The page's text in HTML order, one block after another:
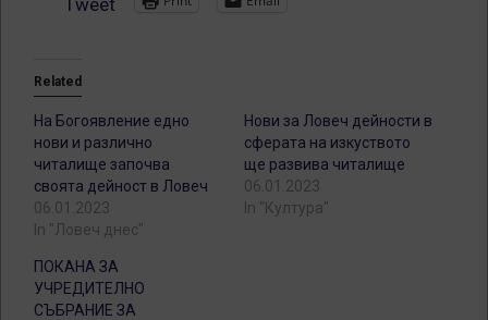
Related
На Богоявление едно
нови и различно
читалище започва
своята дейност в Ловеч
06.01.2023
In "Ловеч днес"
Нови за Ловеч дейности в
сферата на изкуството
ще развива читалище
06.01.2023
In "Култура"
ПОКАНА ЗА
УЧРЕДИТЕЛНО
СЪБРАНИЕ ЗА